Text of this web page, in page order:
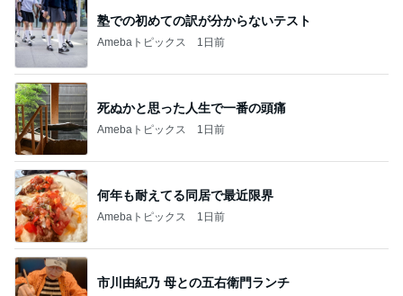
塾での初めての訳が分からないテスト
Amebaトピックス 1日前
死ぬかと思った人生で一番の頭痛
Amebaトピックス 1日前
何年も耐えてる同居で最近限界
Amebaトピックス 1日前
市川由紀乃 母との五右衛門ランチ